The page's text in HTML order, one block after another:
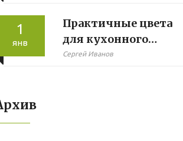
1
янв
Практичные цвета
для кухонного
интерьера: советы и
Сергей Иванов